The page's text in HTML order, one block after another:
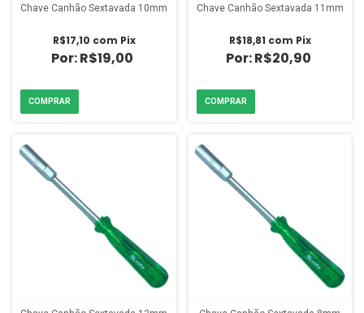
Chave Canhão Sextavada 10mm
R$19,00
R$17,10 com Pix
Chave Canhão Sextavada 11mm
R$20,90
R$18,81 com Pix